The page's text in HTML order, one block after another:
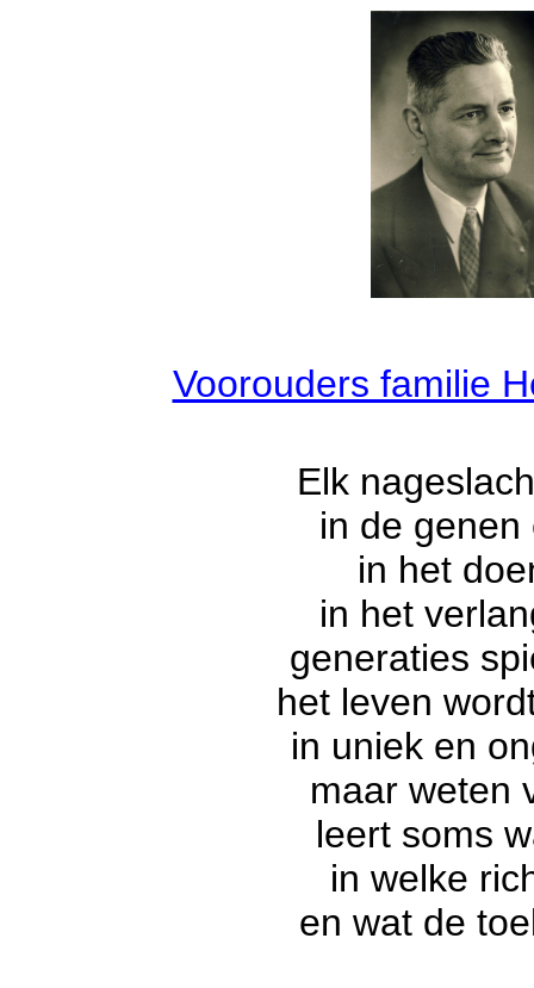
Voorouders familie
Elk
in de
in het
in het
generaties
het leven
in uniek en
maar weten
leert soms
in welke
en wat de